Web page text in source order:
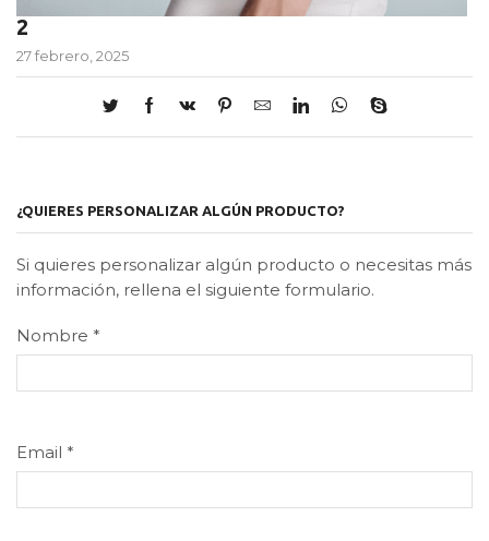
2
27 febrero, 2025
¿QUIERES PERSONALIZAR ALGÚN PRODUCTO?
Si quieres personalizar algún producto o necesitas más
información, rellena el siguiente formulario.
Nombre *
Email *